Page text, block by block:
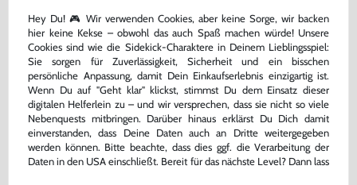
Hey Du! 🎮 Wir verwenden Cookies, aber keine Sorge, wir backen
hier keine Kekse – obwohl das auch Spaß machen würde! Unsere
Cookies sind wie die Sidekick-Charaktere in Deinem Lieblingsspiel:
Sie sorgen für Zuverlässigkeit, Sicherheit und ein bisschen
persönliche Anpassung, damit Dein Einkaufserlebnis einzigartig ist.
Wenn Du auf "Geht klar" klickst, stimmst Du dem Einsatz dieser
digitalen Helferlein zu – und wir versprechen, dass sie nicht so viele
Nebenquests mitbringen. Darüber hinaus erklärst Du Dich damit
einverstanden, dass Deine Daten auch an Dritte weitergegeben
werden können. Bitte beachte, dass dies ggf. die Verarbeitung der
Daten in den USA einschließt. Bereit für das nächste Level? Dann lass